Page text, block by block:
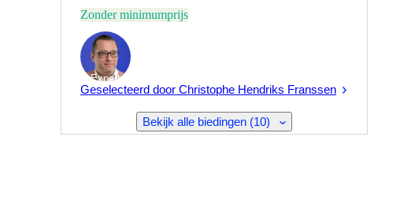
Zonder minimumprijs
Expert
Geselecteerd door Christophe Hendriks Franssen
Bekijk alle biedingen (10)